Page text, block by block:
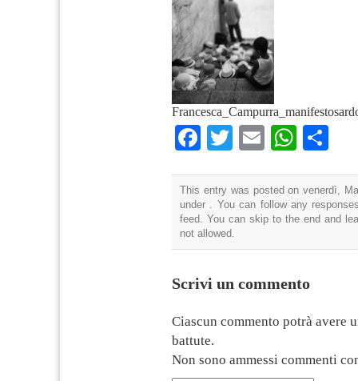
Facebook
TwitterEmail
This entry was posted on venerdì,
under . You can follow any
feed. You can skip to the end and
not allowed.
Scrivi un commento
Ciascun commento potrà avere
battute.
Non sono ammessi commenti